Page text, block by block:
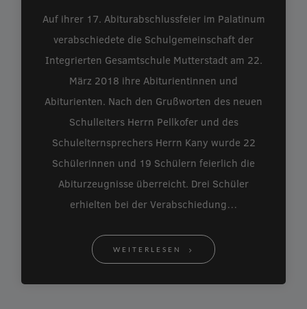
Auf ihrer 17. Abiturabschlussfeier im Palatinum
verabschiedete die Schulgemeinschaft der
Integrierten Gesamtschule Mutterstadt am 22.
März 2018 ihre Abiturientinnen und
Abiturienten. Nach den Grußworten des neuen
Schulleiters Herrn Pellkofer und des
Schulelternsprechers Herrn Kany wurde 22
Schülerinnen und 19 Schülern feierlich die
Abiturzeugnisse überreicht. Drei Schüler
erhielten bei der Verabschiedung…
WEITERLESEN